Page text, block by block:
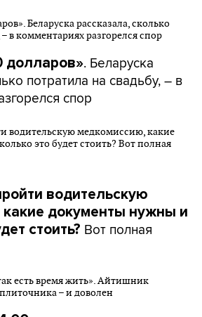
долларов». Беларуска
потратила на свадьбу, – в
спор
водительскую
документы нужны и
стоить? Вот полная